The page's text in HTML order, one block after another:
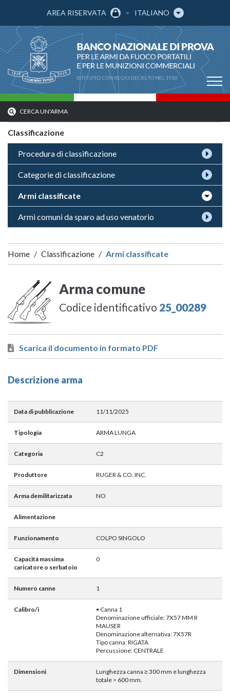
AREA RISERVATA ITALIANO
CERCA UN'ARMA
Classificazione
Procedura di classificazione
Categorie di classificazione
Armi classificate
Armi comuni da sparo ad uso venatorio
Home Classificazione Armi classificate
Arma comune
Codice identificativo 25_00289
Scarica il documento in formato PDF
Descrizione arma
Data di pubblicazione 11/11/2025
Tipologia ARMA LUNGA
Categoria C2
Produttore RUGER & CO. INC.
Arma demilitarizzata NO
Alimentazione
Funzionamento COLPO SINGOLO
Capacità massima
caricatore o serbatoio
0
Numero canne 1
Calibro/i
• Canna 1
Denominazione ufficiale: 7X57 MM R
MAUSER
Denominazione alternativa: 7X57R
Tipo canna: RIGATA
Percussione: CENTRALE
Dimensioni
Lunghezza canna ≥ 300 mm e lunghezza
totale > 600 mm.